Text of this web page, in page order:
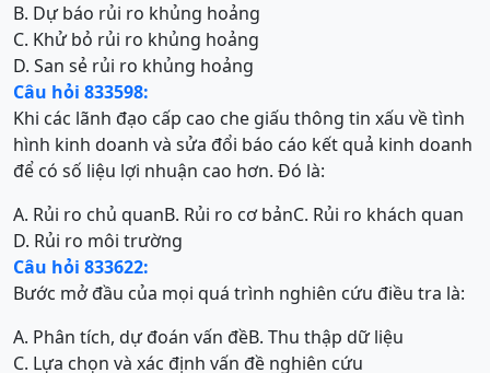
B. Dự báo rủi ro khủng hoảng
C. Khử bỏ rủi ro khủng hoảng
D. San sẻ rủi ro khủng hoảng
Câu hỏi 833598:
Khi các lãnh đạo cấp cao che giấu thông tin xấu về tình
hình kinh doanh và sửa đổi báo cáo kết quả kinh doanh
để có số liệu lợi nhuận cao hơn. Đó là:
A. Rủi ro chủ quanB. Rủi ro cơ bảnC. Rủi ro khách quan
D. Rủi ro môi trường
Câu hỏi 833622:
Bước mở đầu của mọi quá trình nghiên cứu điều tra là:
A. Phân tích, dự đoán vấn đềB. Thu thập dữ liệu
C. Lựa chọn và xác định vấn đề nghiên cứu